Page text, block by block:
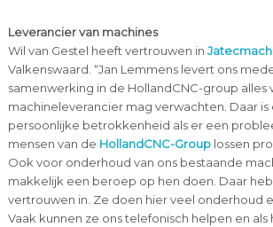
Leverancier van machines
Wil van Gestel heeft vertrouwen in
Valkenswaard. “Jan Lemmens levert ons
samenwerking in de HollandCNC-group alles
machineleverancier mag verwachten. Daar is
persoonlijke betrokkenheid als er een
mensen van de HollandCNC-Grouplossen
Ook voor onderhoud van ons bestaande
makkelijk een beroep op hen doen. Daar
vertrouwen in. Ze doen hier veel onderhoud
Vaak kunnen ze ons telefonisch helpen en als